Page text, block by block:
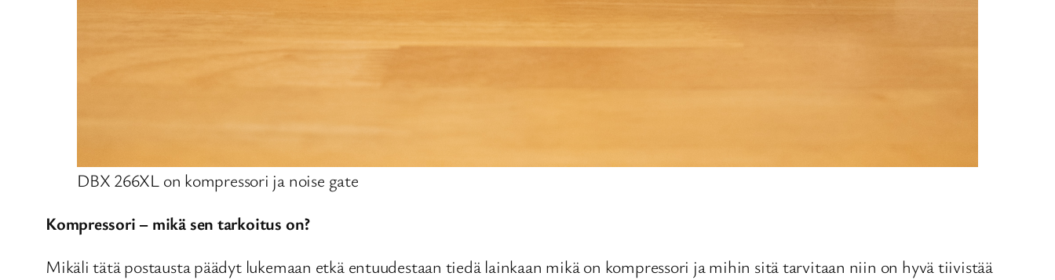
DBX 266XL on kompressori ja noise gate
Kompressori – mikä sen tarkoitus on?
Mikäli tätä postausta päädyt lukemaan etkä entuudestaan tiedä lainkaan mikä on kompressori ja mihin sitä tarvitaan niin on hyvä tiivistää